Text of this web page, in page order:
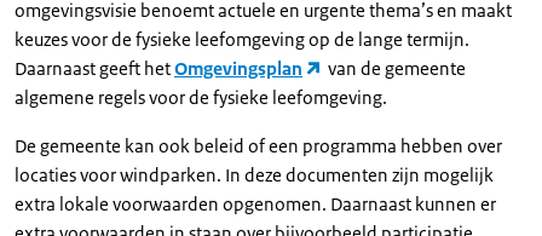
omgevingsvisie benoemt actuele en urgente thema’s en maakt
keuzes voor de fysieke leefomgeving op de lange termijn.
Daarnaast geeft hetOmgevingsplan
van de gemeente
algemene regels voor de fysieke leefomgeving.
De gemeente kan ook beleid of een programma hebben over
locaties voor windparken. In deze documenten zijn mogelijk
extra lokale voorwaarden opgenomen. Daarnaast kunnen er